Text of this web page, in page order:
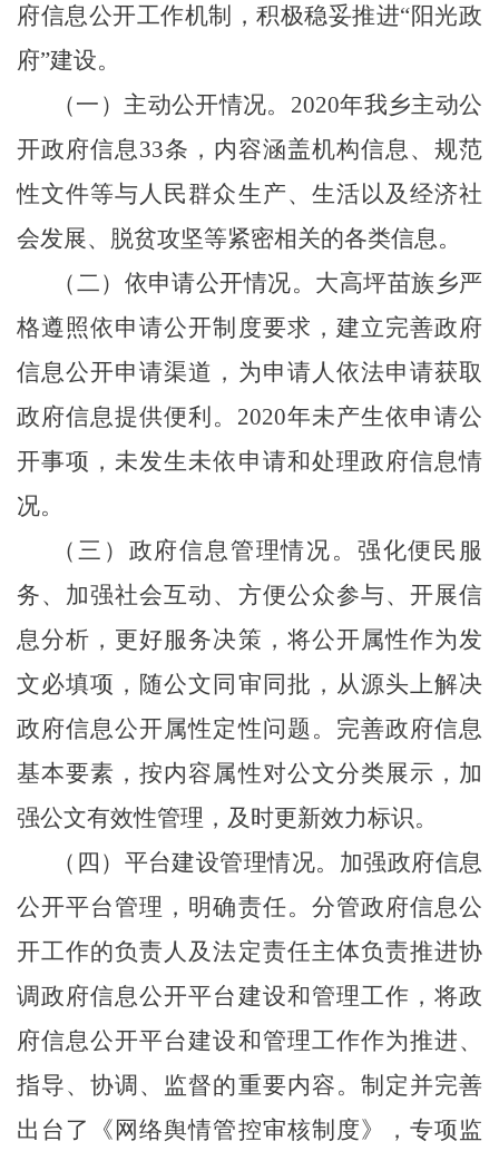
府信息公开工作机制，积极稳妥推进“阳光政
府”建设。
（一）主动公开情况。 2020年我乡主动公
开政府信息33条，内容涵盖机构信息、规范
性文件等与人民群众生产、生活以及经济社
会发展、脱贫攻坚等紧密相关的各类信息。
（二）依申请公开情况。大高坪苗族乡严
格遵照依申请公开制度要求，建立完善政府
信息公开申请渠道，为申请人依法申请获取
政府信息提供便利。 2020年未产生依申请公
开事项，未发生未依申请和处理政府信息情
况。
（三）政府信息管理情况。强化便民服
务、加强社会互动、方便公众参与、开展信
息分析，更好服务决策，将公开属性作为发
文必填项，随公文同审同批，从源头上解决
政府信息公开属性定性问题。完善政府信息
基本要素，按内容属性对公文分类展示，加
强公文有效性管理，及时更新效力标识。
（四）平台建设管理情况。加强政府信息
公开平台管理，明确责任。分管政府信息公
开工作的负责人及法定责任主体负责推进协
调政府信息公开平台建设和管理工作，将政
府信息公开平台建设和管理工作作为推进、
指导、协调、监督的重要内容。制定并完善
出台了《网络舆情管控审核制度》，专项监